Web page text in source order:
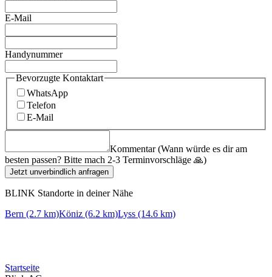
E-Mail
Handynummer
Bevorzugte Kontaktart
WhatsApp
Telefon
E-Mail
Kommentar (Wann würde es dir am
besten passen? Bitte mach 2-3 Terminvorschläge 🙏)
Jetzt unverbindlich anfragen
BLINK Standorte in deiner Nähe
Bern (2.7 km)Köniz (6.2 km)Lyss (14.6 km)
Startseite